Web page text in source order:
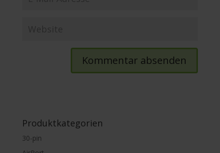
Produktkategorien
30-pin